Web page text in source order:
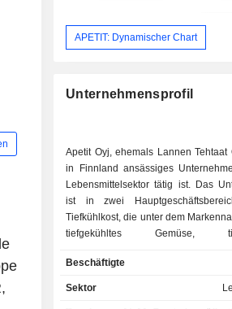
APETIT: Dynamischer Chart
Unternehmensprofil
Apetit Oyj, ehemals Lannen Tehtaat
in Finnland ansässiges
Lebensmittelsektor tätig ist. Das
ist in zwei
Tiefkühlkost, die unter dem
tiefgekühltes Gemüse,
verkauft und vermarktet; und
Ölsaaten, die unter den
Beschäftigte
Sektor